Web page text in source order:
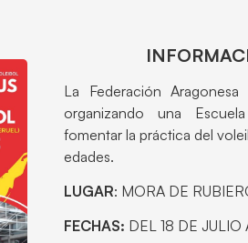
La Federación
organizando una
fomentar la práctica del
edades.
LUGAR: MORA DE
FECHAS: DEL 18 DE